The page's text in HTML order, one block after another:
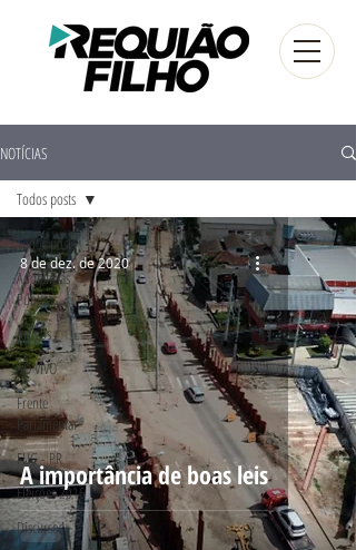
NOTÍCIAS
Todos posts
Audiências
Públicas
Artigos
AO VIVO
Frente
Parlamentar
FUG - PR
Eleições 2016
Discursos
Todos posts
A importância de boas leis
8 de dez. de 2020